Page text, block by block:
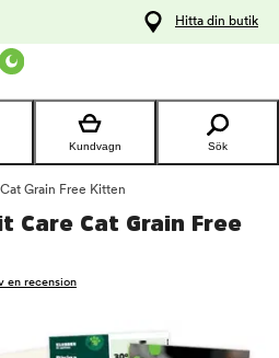
Hitta din butik
Kundvagn Sök
Grain Free Kitten
Care Cat Grain Free
en recension